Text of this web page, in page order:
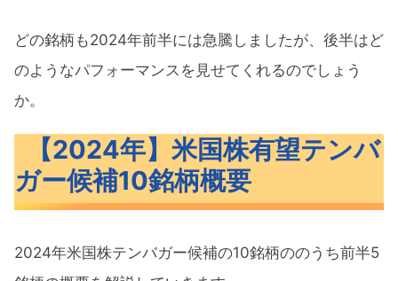
どの銘柄も2024年前半には急騰しましたが、後半はど
のようなパフォーマンスを見せてくれるのでしょう
か。
【2024年】米国株有望テンバ
ガー候補10銘柄概要
2024年米国株テンバガー候補の10銘柄ののうち前半5